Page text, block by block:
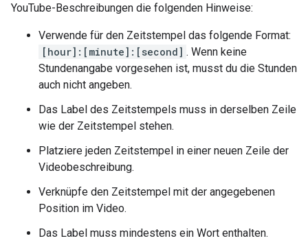
YouTube-Beschreibungen die folgenden Hinweise:
Verwende für den Zeitstempel das folgende Format:
[hour]:[minute]:[second] . Wenn keine
Stundenangabe vorgesehen ist, musst du die Stunden
auch nicht angeben.
Das Label des Zeitstempels muss in derselben Zeile
wie der Zeitstempel stehen.
Platziere jeden Zeitstempel in einer neuen Zeile der
Videobeschreibung.
Verknüpfe den Zeitstempel mit der angegebenen
Position im Video.
Das Label muss mindestens ein Wort enthalten.